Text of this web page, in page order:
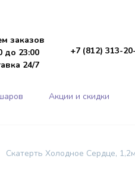
заказов
до 23:00
24/7
+7 (812) 313-
Акции и скидки
Скатерть Холодное Сердце,